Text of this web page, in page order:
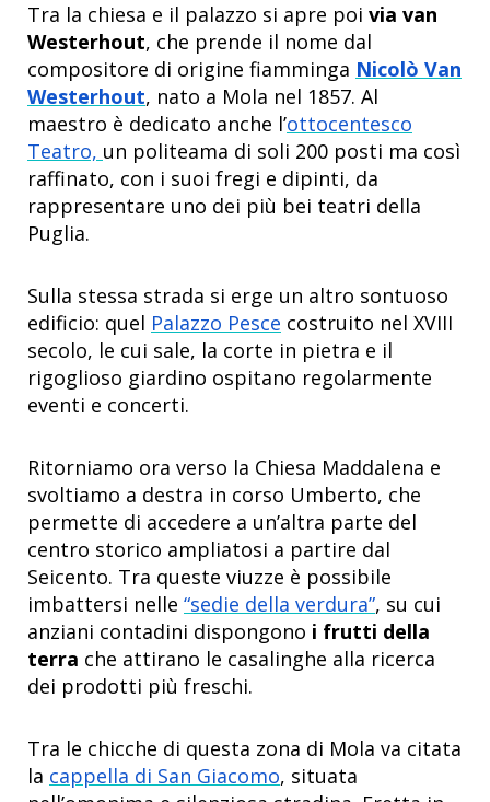
Tra la chiesa e il palazzo si apre poi via van
Westerhout, che prende il nome dal
compositore di origine fiamminga Nicolò Van
Westerhout, nato a Mola nel 1857. Al
maestro è dedicato anche l’ottocentesco
Teatro, un politeama di soli 200 posti ma così
raffinato, con i suoi fregi e dipinti, da
rappresentare uno dei più bei teatri della
Puglia.
Sulla stessa strada si erge un altro sontuoso
edificio: quel Palazzo Pesce costruito nel XVIII
secolo, le cui sale, la corte in pietra e il
rigoglioso giardino ospitano regolarmente
eventi e concerti.
Ritorniamo ora verso la Chiesa Maddalena e
svoltiamo a destra in corso Umberto, che
permette di accedere a un’altra parte del
centro storico ampliatosi a partire dal
Seicento. Tra queste viuzze è possibile
imbattersi nelle “sedie della verdura”, su cui
anziani contadini dispongono i frutti della
terra che attirano le casalinghe alla ricerca
dei prodotti più freschi.
Tra le chicche di questa zona di Mola va citata
la cappella di San Giacomo, situata